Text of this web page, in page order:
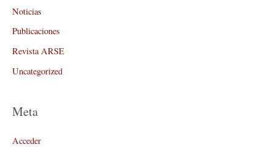
Noticias
Publicaciones
Revista ARSE
Uncategorized
Meta
Acceder